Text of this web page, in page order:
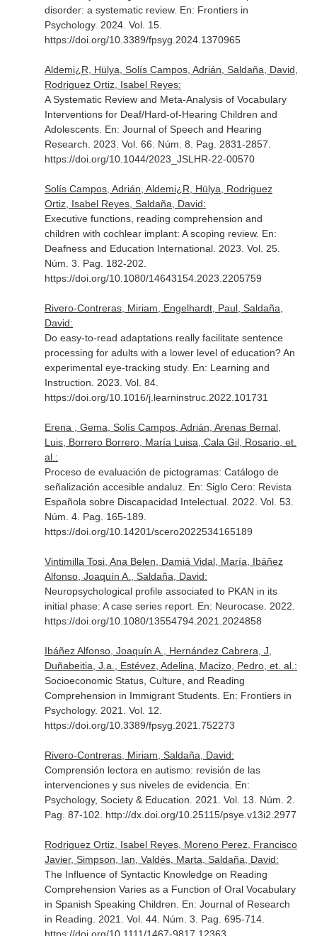
disorder: a systematic review. En: Frontiers in
Psychology. 2024. Vol. 15.
https://doi.org/10.3389/fpsyg.2024.1370965
Aldemi¿R, Hülya, Solís Campos, Adrián, Saldaña, David,
Rodriguez Ortiz, Isabel Reyes:
A Systematic Review and Meta-Analysis of Vocabulary
Interventions for Deaf/Hard-of-Hearing Children and
Adolescents. En: Journal of Speech and Hearing
Research . 2023. Vol. 66. Núm. 8. Pag. 2831-2857.
https://doi.org/10.1044/2023_JSLHR-22-00570
Solís Campos, Adrián, Aldemi¿R, Hülya, Rodriguez
Ortiz, Isabel Reyes, Saldaña, David:
Executive functions, reading comprehension and
children with cochlear implant: A scoping review. En:
Deafness and Education International. 2023. Vol. 25.
Núm. 3. Pag. 182-202.
https://doi.org/10.1080/14643154.2023.2205759
Rivero-Contreras, Miriam, Engelhardt, Paul, Saldaña,
David:
Do easy-to-read adaptations really facilitate sentence
processing for adults with a lower level of education? An
experimental eye-tracking study. En: Learning and
Instruction . 2023. Vol. 84.
https://doi.org/10.1016/j.learninstruc.2022.101731
Erena , Gema, Solís Campos, Adrián, Arenas Bernal,
Luis, Borrero Borrero, María Luisa, Cala Gil, Rosario, et.
al.:
Proceso de evaluación de pictogramas: Catálogo de
señalización accesible andaluz. En: Siglo Cero: Revista
Española sobre Discapacidad Intelectual. 2022. Vol. 53.
Núm. 4. Pag. 165-189.
https://doi.org/10.14201/scero2022534165189
Vintimilla Tosi, Ana Belen, Damiá Vidal, María, Ibáñez
Alfonso, Joaquín A., Saldaña, David:
Neuropsychological profile associated to PKAN in its
initial phase: A case series report. En: Neurocase. 2022.
https://doi.org/10.1080/13554794.2021.2024858
Ibáñez Alfonso, Joaquín A., Hernández Cabrera, J,
Duñabeitia, J.a., Estévez, Adelina, Macizo, Pedro, et. al.:
Socioeconomic Status, Culture, and Reading
Comprehension in Immigrant Students. En: Frontiers in
Psychology. 2021. Vol. 12.
https://doi.org/10.3389/fpsyg.2021.752273
Rivero-Contreras, Miriam, Saldaña, David:
Comprensión lectora en autismo: revisión de las
intervenciones y sus niveles de evidencia. En:
Psychology, Society & Education . 2021. Vol. 13. Núm. 2.
Pag. 87-102. http://dx.doi.org/10.25115/psye.v13i2.2977
Rodriguez Ortiz, Isabel Reyes, Moreno Perez, Francisco
Javier, Simpson, Ian, Valdés, Marta, Saldaña, David:
The Influence of Syntactic Knowledge on Reading
Comprehension Varies as a Function of Oral Vocabulary
in Spanish Speaking Children. En: Journal of Research
in Reading . 2021. Vol. 44. Núm. 3. Pag. 695-714.